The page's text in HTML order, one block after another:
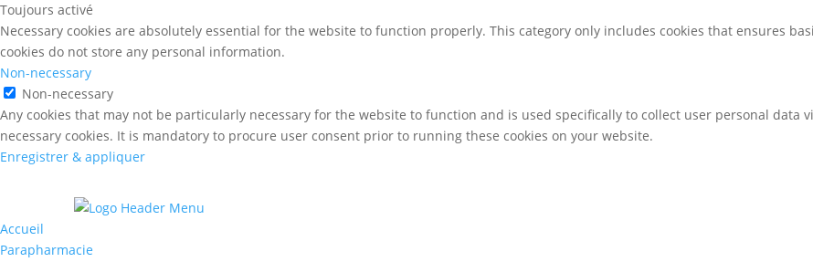
Toujours activé
Necessary cookies are absolutely essential for the website to function properly. This category only includes cookies that ensures
cookies do not store any personal information.
Non-necessary
Non-necessary
Any cookies that may not be particularly necessary for the website to function and is used specifically to collect user personal data
necessary cookies. It is mandatory to procure user consent prior to running these cookies on your website.
Enregistrer & appliquer
Accueil
Parapharmacie